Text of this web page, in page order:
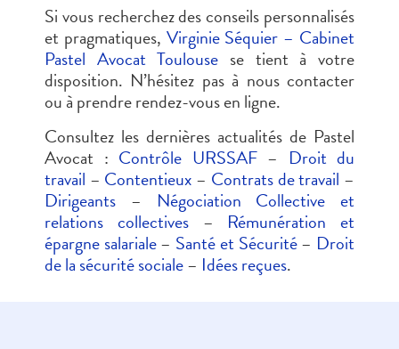
Si vous recherchez des conseils personnalisés
et pragmatiques, Virginie Séquier – Cabinet
Pastel Avocat Toulouse se tient à votre
disposition. N’hésitez pas à nous contacter
ou à prendre rendez-vous en ligne.
Consultez les dernières actualités de Pastel
Avocat : Contrôle URSSAF– Droit du
travail – Contentieux – Contrats de travail –
Dirigeants – Négociation Collective et
relations collectives– Rémunération et
épargne salariale– Santé et Sécurité– Droit
de la sécurité sociale– Idées reçues.